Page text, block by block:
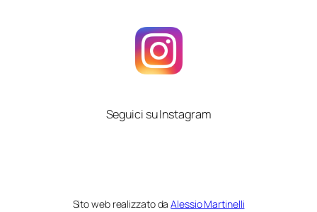
Seguici su Instagram
Sito web realizzato daAlessio Martinelli